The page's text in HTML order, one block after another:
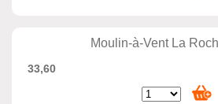
Moulin-à-Vent La
33,60